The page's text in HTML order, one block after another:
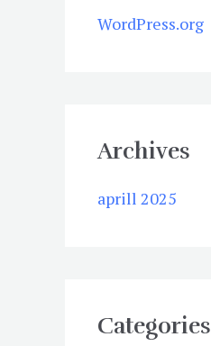
WordPress.org
Archives
aprill 2025
Categories